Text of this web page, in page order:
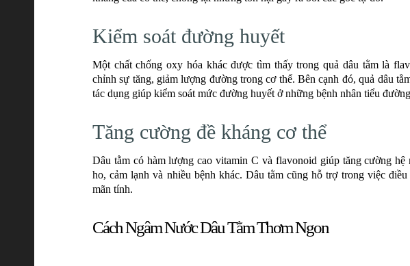
Kiểm soát đường huyết
Một chất chống oxy hóa khác được tìm thấy trong quả dâu tằm là
chỉnh sự tăng, giảm lượng đường trong cơ thể. Bên cạnh đó, quả dâu
tác dụng giúp kiểm soát mức đường huyết ở những bệnh nhân tiểu
Tăng cường đề kháng cơ thể
Dâu tằm có hàm lượng cao vitamin C và flavonoid giúp tăng cường hệ
ho, cảm lạnh và nhiều bệnh khác. Dâu tằm cũng hỗ trợ trong việc
mãn tính.
Cách Ngâm Nước Dâu Tằm Thơm Ngon